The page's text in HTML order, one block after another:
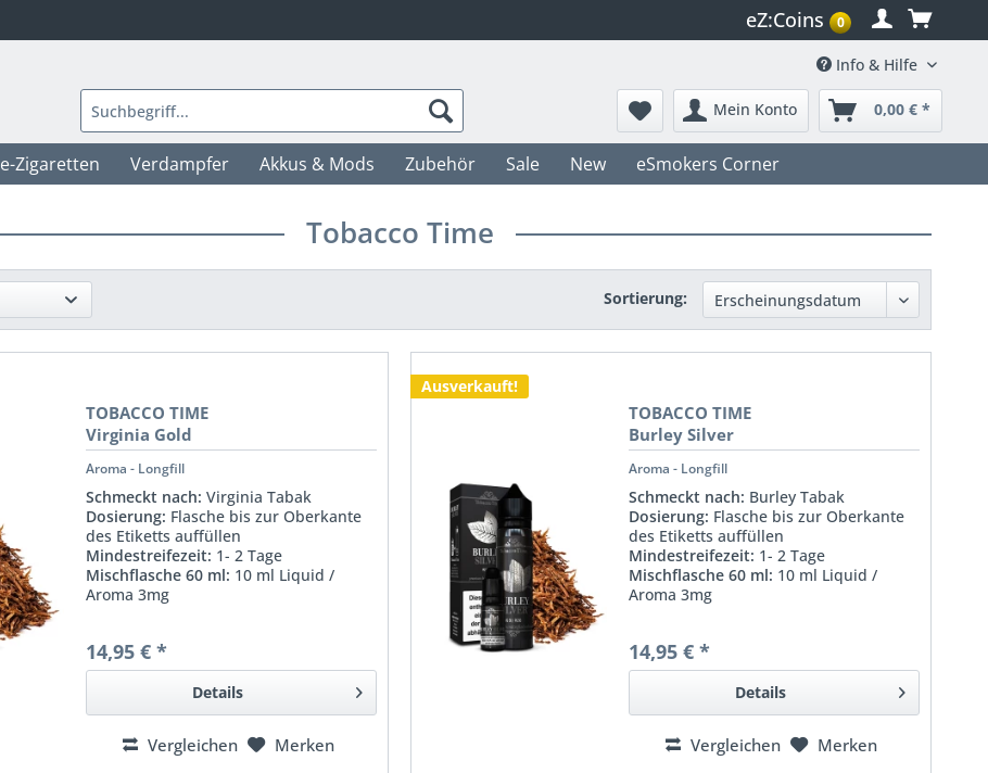
eZ:Coins 0
Info & Hilfe
Mein Konto 0,00 € *
e-Zigaretten Verdampfer Akkus & Mods Zubehör Sale New eSmokers Corner
Tobacco Time
Sortierung:
TOBACCO TIME
Virginia Gold
Aroma - Longfill
Schmeckt nach: Virginia Tabak
Dosierung: Flasche bis zur Oberkante
des Etiketts auffüllen
Mindestreifezeit: 1- 2 Tage
Mischflasche 60 ml: 10 ml Liquid /
Aroma 3mg
14,95 € *
Details
Vergleichen Merken
Ausverkauft!
TOBACCO TIME
Burley Silver
Aroma - Longfill
Schmeckt nach: Burley Tabak
Dosierung: Flasche bis zur Oberkante
des Etiketts auffüllen
Mindestreifezeit: 1- 2 Tage
Mischflasche 60 ml: 10 ml Liquid /
Aroma 3mg
14,95 € *
Details
Vergleichen Merken